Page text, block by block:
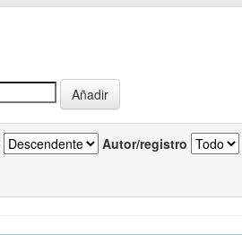
Autor/registro